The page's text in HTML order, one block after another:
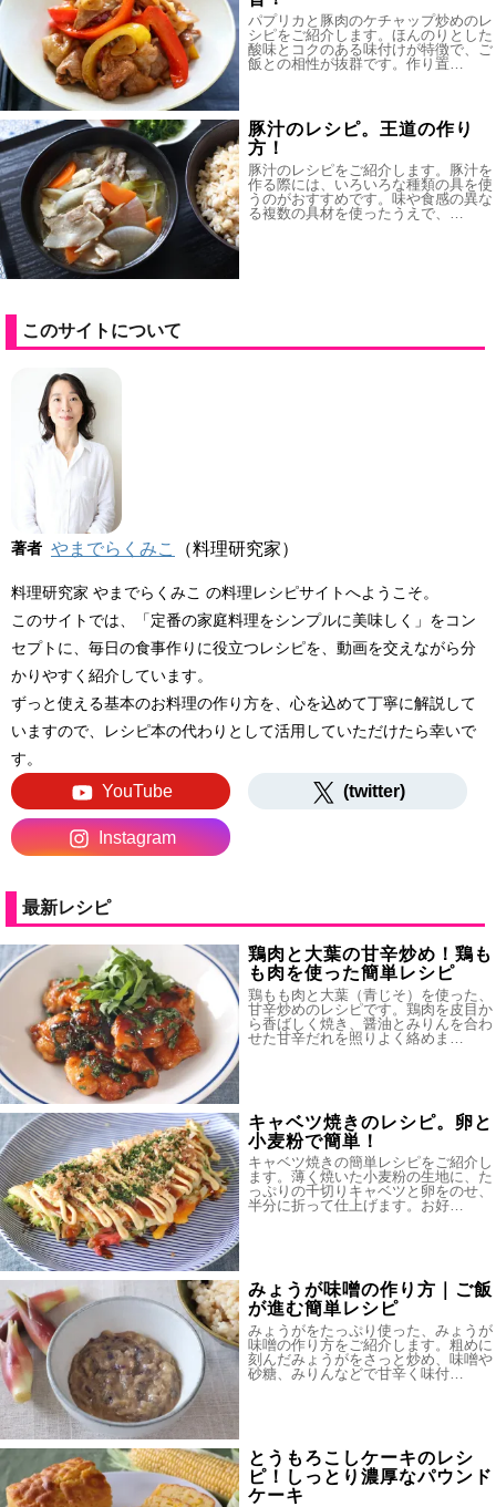
パプリカと豚肉のケチャップ炒めのレ
シピをご紹介します。ほんのりとした
酸味とコクのある味付けが特徴で、ご
飯との相性が抜群です。作り置…
豚汁のレシピ。王道の作り
方！
豚汁のレシピをご紹介します。豚汁を
作る際には、いろいろな種類の具を使
うのがおすすめです。味や食感の異な
る複数の具材を使ったうえで、…
このサイトについて
著者 やまでらくみこ （料理研究家）
料理研究家 やまでらくみこ の料理レシピサイトへようこそ。
このサイトでは、「定番の家庭料理をシンプルに美味しく」をコン
セプトに、毎日の食事作りに役立つレシピを、動画を交えながら分
かりやすく紹介しています。
ずっと使える基本のお料理の作り方を、心を込めて丁寧に解説して
いますので、レシピ本の代わりとして活用していただけたら幸いで
す。
YouTube (twitter)
Instagram
最新レシピ
鶏肉と大葉の甘辛炒め！鶏も
も肉を使った簡単レシピ
鶏もも肉と大葉（青じそ）を使った、
甘辛炒めのレシピです。鶏肉を皮目か
ら香ばしく焼き、醤油とみりんを合わ
せた甘辛だれを照りよく絡めま…
キャベツ焼きのレシピ。卵と
小麦粉で簡単！
キャベツ焼きの簡単レシピをご紹介し
ます。薄く焼いた小麦粉の生地に、た
っぷりの千切りキャベツと卵をのせ、
半分に折って仕上げます。お好…
みょうが味噌の作り方｜ご飯
が進む簡単レシピ
みょうがをたっぷり使った、みょうが
味噌の作り方をご紹介します。粗めに
刻んだみょうがをさっと炒め、味噌や
砂糖、みりんなどで甘辛く味付…
とうもろこしケーキのレシ
ピ！しっとり濃厚なパウンド
ケーキ